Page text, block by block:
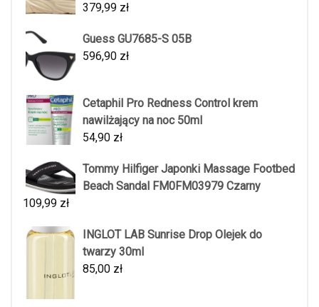
379,99 zł
Guess GU7685-S 05B
596,90 zł
Cetaphil Pro Redness Control krem
nawilżający na noc 50ml
54,90 zł
Tommy Hilfiger Japonki Massage Footbed
Beach Sandal FM0FM03979 Czarny
109,99 zł
INGLOT LAB Sunrise Drop Olejek do
twarzy 30ml
85,00 zł